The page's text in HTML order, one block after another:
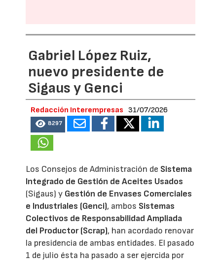
Gabriel López Ruiz,
nuevo presidente de
Sigaus y Genci
Redacción Interempresas 31/07/2026
8297
Los Consejos de Administración de Sistema
Integrado de Gestión de Aceites Usados
(Sigaus) y Gestión de Envases Comerciales
e Industriales (Genci), ambos Sistemas
Colectivos de Responsabilidad Ampliada
del Productor (Scrap), han acordado renovar
la presidencia de ambas entidades. El pasado
1 de julio ésta ha pasado a ser ejercida por